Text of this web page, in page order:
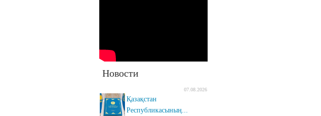
Новости
07.08.2026
Қазақстан
Республикасының...